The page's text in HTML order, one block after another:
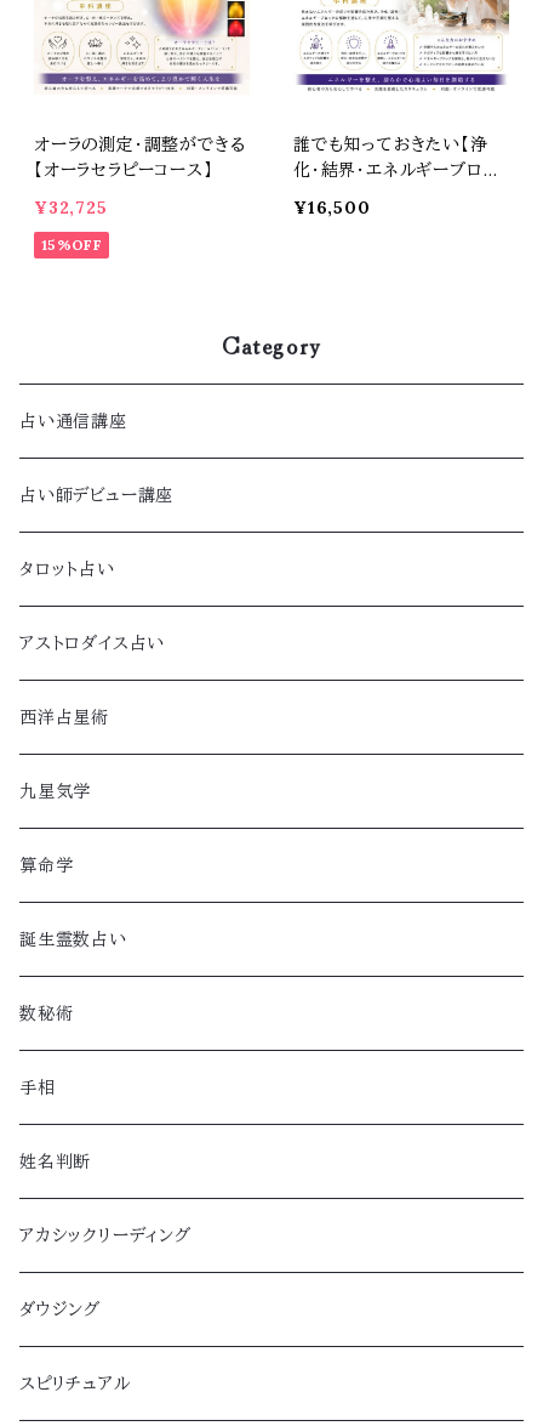
オーラの測定・調整ができる
【オーラセラピーコース】
¥32,725
15%OFF
誰でも知っておきたい【浄
化・結界・エネルギーブロッ
¥16,500
Category
占い通信講座
占い師デビュー講座
タロット占い
アストロダイス占い
西洋占星術
九星気学
算命学
誕生霊数占い
数秘術
手相
姓名判断
アカシックリーディング
ダウジング
スピリチュアル